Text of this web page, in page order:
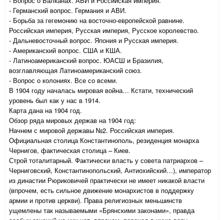
- Германский вопрос. Германия и АВИ.
- Борьба за гегемонию на восточно-европейской равнине.
Российская империя, Русская империя, Русское королевство.
- Дальневосточный вопрос. Япония и Русская империя.
- Американский вопрос. США и КША.
- Латиноамериканский вопрос. ЮАСШ и Бразилия,
возглавляющая Латиноамериканский союз.
- Вопрос о колониях. Все со всеми.
В 1904 году началась мировая война… Кстати, технический
уровень был как у нас в 1914.
Карта дана на 1904 год.
Обзор ряда мировых держав на 1904 год:
Начнем с мировой державы №2. Российская империя.
Официальная столица Константинополь, резиденция монарха
Чернигов, фактическая столица – Киев.
Строй тоталитарный. Фактически власть у совета патриархов –
Черниговский, Константинопольский, Антиохийский…), император
из династии Рюриковичей практически не имеет никакой власти
(впрочем, есть сильное движение монархистов в поддержку
армии и против церкви). Права религиозных меньшинств
ущемлены так называемыми «Брянскими законами», правда